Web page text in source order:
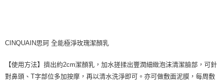
CINQUAIN思珂 全能極淨玫瑰潔顏乳
【使用方法】擠出約2cm潔顏乳，加水搓揉出豐潤細緻泡沫清潔臉部，可針
對鼻頭、T字部位多加按摩，再以清水洗淨即可。亦可做敷面泥膜，每周敷